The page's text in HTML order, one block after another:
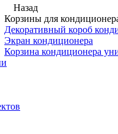
Назад
Корзины для
Декоративный короб
Экран кондиционера
Корзина кондиционера